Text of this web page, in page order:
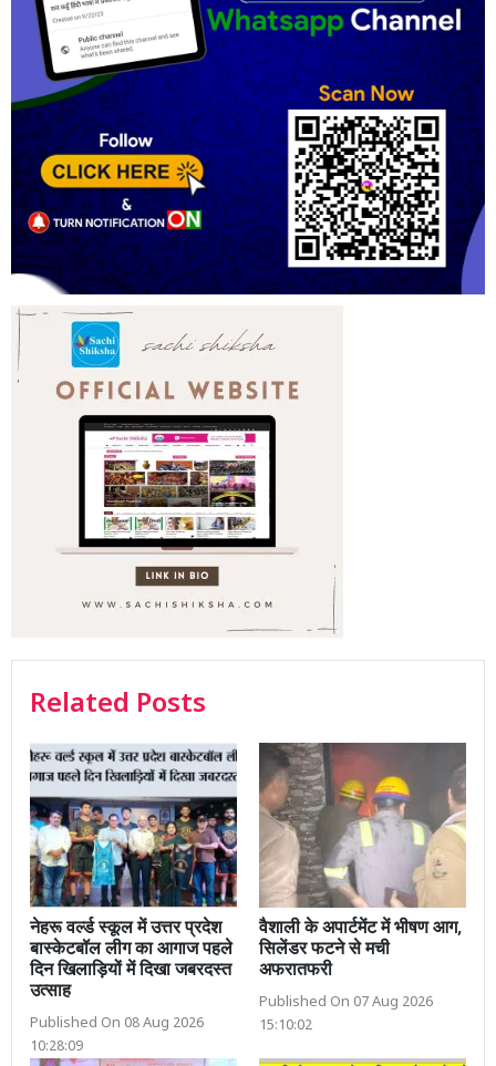
Related Posts
नेहरू वर्ल्ड स्कूल में उत्तर प्रदेश
बास्केटबॉल लीग का आगाज पहले
दिन खिलाड़ियों में दिखा जबरदस्त
उत्साह
Published On 08 Aug 2026
10:28:09
वैशाली के अपार्टमेंट में भीषण आग,
सिलेंडर फटने से मची
अफरातफरी
Published On 07 Aug 2026
15:10:02